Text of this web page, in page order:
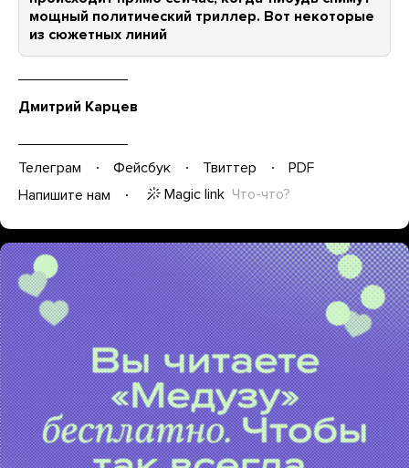
мощный политический триллер. Вот некоторые
из сюжетных линий
Дмитрий Карцев
Телеграм Фейсбук Твиттер
PDF
Напишите нам
Magic link Что-что?